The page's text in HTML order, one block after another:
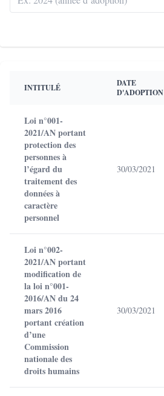
INTITULÉ
DATE
D'ADOPTION
Loi n°001-
2021/AN portant
protection des
personnes à
l’égard du
traitement des
données à
caractère
personnel
30/03/2021
Loi n°002-
2021/AN portant
modification de
la loi n°001-
2016/AN du 24
mars 2016
portant création
d’une
Commission
nationale des
droits humains
30/03/2021